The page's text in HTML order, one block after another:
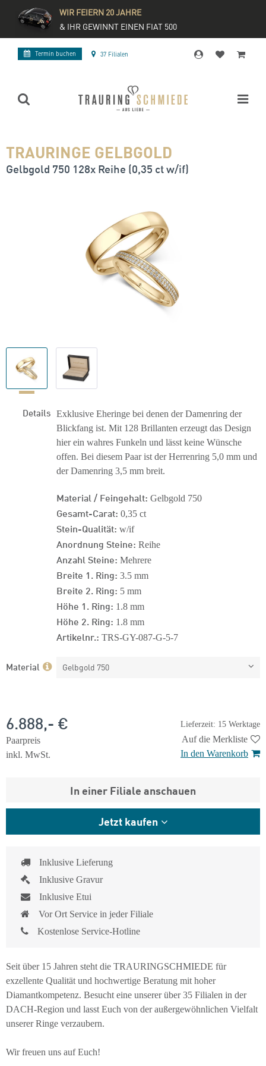
WIR FEIERN 20 JAHRE
& IHR GEWINNT EINEN FIAT 500
Termin buchen 37 Filialen
TRAURINGE GELBGOLD
Gelbgold 750 128x Reihe (0,35 ct w/if)
Details Exklusive Eheringe bei denen der Damenring der
Blickfang ist. Mit 128 Brillanten erzeugt das Design
hier ein wahres Funkeln und lässt keine Wünsche
offen. Bei diesem Paar ist der Herrenring 5,0 mm und
der Damenring 3,5 mm breit.
Material / Feingehalt: Gelbgold 750
Gesamt-Carat: 0,35 ct
Stein-Qualität: w/if
Anordnung Steine: Reihe
Anzahl Steine: Mehrere
Breite 1. Ring: 3.5 mm
Breite 2. Ring: 5 mm
Höhe 1. Ring: 1.8 mm
Höhe 2. Ring: 1.8 mm
Artikelnr.: TRS-GY-087-G-5-7
Material Gelbgold 750
Lieferzeit: 15 Werktage
6.888,- €
Paarpreis
inkl. MwSt.
Auf die Merkliste
In den Warenkorb
In einer Filiale anschauen
Jetzt kaufen
Inklusive Lieferung
Inklusive Gravur
Inklusive Etui
Vor Ort Service in jeder Filiale
Kostenlose Service-Hotline
Seit über 15 Jahren steht die TRAURINGSCHMIEDE für
exzellente Qualität und hochwertige Beratung mit hoher
Diamantkompetenz. Besucht eine unserer über 35 Filialen in der
DACH-Region und lasst Euch von der außergewöhnlichen Vielfalt
unserer Ringe verzaubern.
Wir freuen uns auf Euch!